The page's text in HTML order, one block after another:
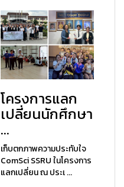
โครงการแลก
เปลี่ยนนักศึกษา
...
เก็บตกภาพความประทับใจ
ComSci SSRU ในโครงการ
แลกเปลี่ยน ณ ประเ ...